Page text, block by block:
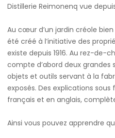
Distillerie Reimonenq vue
Au cœur d’un jardin créole
été créé à l’initiative des
existe depuis 1916. Au rez-de-
compte d’abord deux grandes
objets et outils servant à la
exposés. Des explications
français et en anglais,
Ainsi vous pouvez apprendre